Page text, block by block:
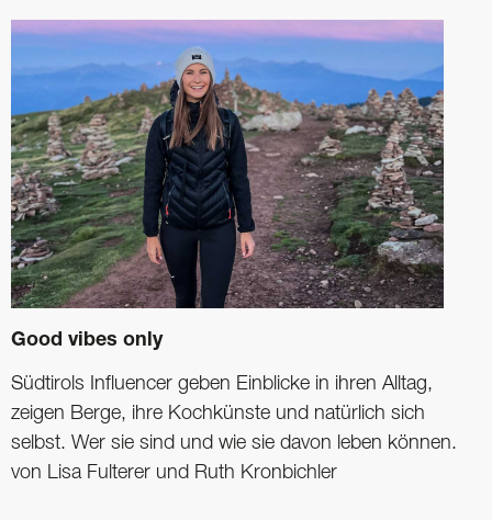
Good vibes only
Südtirols Influencer geben Einblicke in ihren Alltag,
zeigen Berge, ihre Kochkünste und natürlich sich
selbst. Wer sie sind und wie sie davon leben können.
von Lisa Fulterer und Ruth Kronbichler